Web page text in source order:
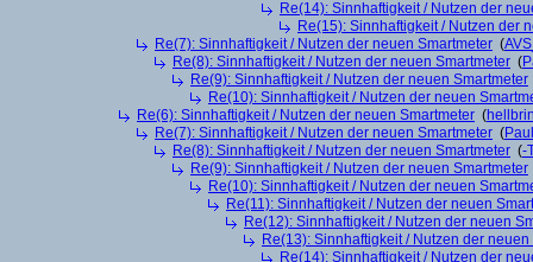
Re(14): Sinnhaftigkeit / Nutzen der
Re(15): Sinnhaftigkeit / Nutzen der
Re(7): Sinnhaftigkeit / Nutzen der neuen Smartmeter (
Re(8): Sinnhaftigkeit / Nutzen der neuen Smartmeter (
Re(9): Sinnhaftigkeit / Nutzen der neuen Smartmeter
Re(10): Sinnhaftigkeit / Nutzen der neuen
Re(6): Sinnhaftigkeit / Nutzen der neuen Smartmeter (
Re(7): Sinnhaftigkeit / Nutzen der neuen Smartmeter (
Re(8): Sinnhaftigkeit / Nutzen der neuen Smartmeter (-
Re(9): Sinnhaftigkeit / Nutzen der neuen Smartmeter
Re(10): Sinnhaftigkeit / Nutzen der neuen
Re(11): Sinnhaftigkeit / Nutzen der neuen
Re(12): Sinnhaftigkeit / Nutzen der neuen
Re(13): Sinnhaftigkeit / Nutzen der neuen
Re(14): Sinnhaftigkeit / Nutzen der